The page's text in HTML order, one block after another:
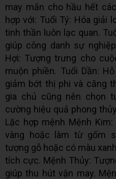
may mắn cho hầu hết
hợp với: Tuổi Tý: Hóa giải
tinh thần luôn lạc quan.
giúp công danh sự
Hợi: Tượng trưng cho
muộn phiền. Tuổi Dần:
giảm bớt thị phi và căng
gia chủ cũng nên chọn
cường hiệu quả phong
Lặc hợp mệnh Mệnh
vàng hoặc làm từ gốm
tượng gỗ hoặc có màu
tích cực. Mệnh Thủy:
giúp thu hút vận may.